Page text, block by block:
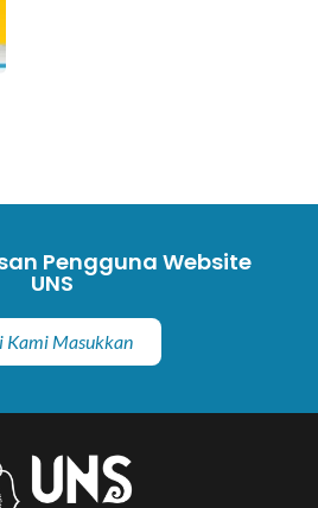
Pengguna Website
UNS
Kami Masukkan